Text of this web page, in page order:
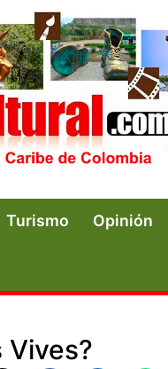
Turismo Opinión
Vives?